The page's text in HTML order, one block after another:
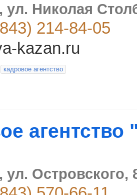
ул. Николая
214-84-05
kazan.ru
кадровое агентство
ул.